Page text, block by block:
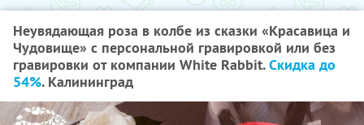
Неувядающая роза в колбе из сказки «Красавица и
Чудовище» с персональной гравировкой или без
гравировки от компании White Rabbit.Скидка до
54%. Калининград